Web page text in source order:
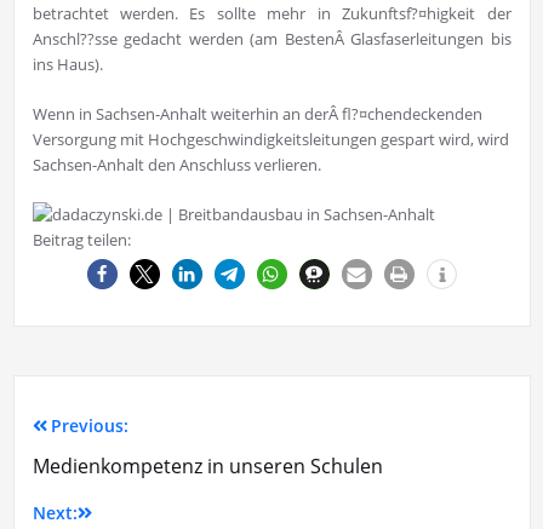
betrachtet werden. Es sollte mehr in Zukunftsf?¤higkeit der
Anschl??sse gedacht werden (am BestenÂ Glasfaserleitungen bis
ins Haus).
Wenn in Sachsen-Anhalt weiterhin an derÂ fl?¤chendeckenden
Versorgung mit Hochgeschwindigkeitsleitungen gespart wird, wird
Sachsen-Anhalt den Anschluss verlieren.
Beitrag teilen:
Previous:
Medienkompetenz in unseren Schulen
Next: